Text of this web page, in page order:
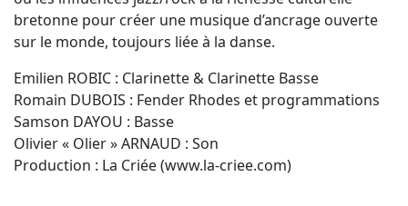
bretonne pour créer une musique d’ancrage ouverte
sur le monde, toujours liée à la danse.
Emilien ROBIC : Clarinette & Clarinette Basse
Romain DUBOIS : Fender Rhodes et programmations
Samson DAYOU : Basse
Olivier « Olier » ARNAUD : Son
Production : La Criée (www.la-criee.com)